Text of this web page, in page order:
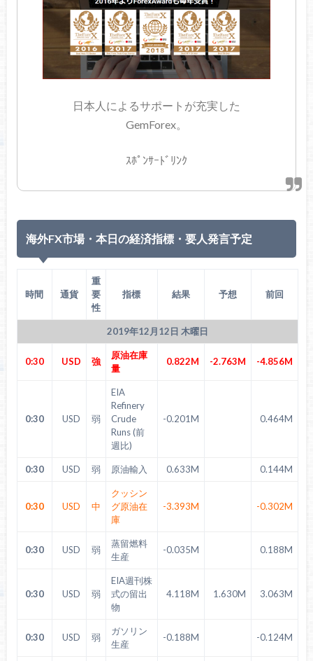
日本人によるサポートが充実した
GemForex。
ｽﾎﾟﾝｻｰﾄﾞﾘﾝｸ
海外FX市場・本日の経済指標・要人発言予定
時間 通貨
重
要
性
指標 結果 予想 前回
2019年12月12日 木曜日
0:30 USD 強
原油在庫
量
0.822M -2.763M -4.856M
0:30 USD 弱
EIA
Refinery
Crude
Runs (前
週比)
-0.201M 0.464M
0:30 USD 弱 原油輸入 0.633M 0.144M
0:30 USD 中
クッシン
グ原油在
庫
-3.393M -0.302M
0:30 USD 弱
蒸留燃料
生産
-0.035M 0.188M
0:30 USD 弱
EIA週刊株
式の留出
物
4.118M 1.630M 3.063M
0:30 USD 弱
ガソリン
生産
-0.188M -0.124M